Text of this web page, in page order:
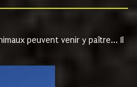
peuvent venir y paître... Il